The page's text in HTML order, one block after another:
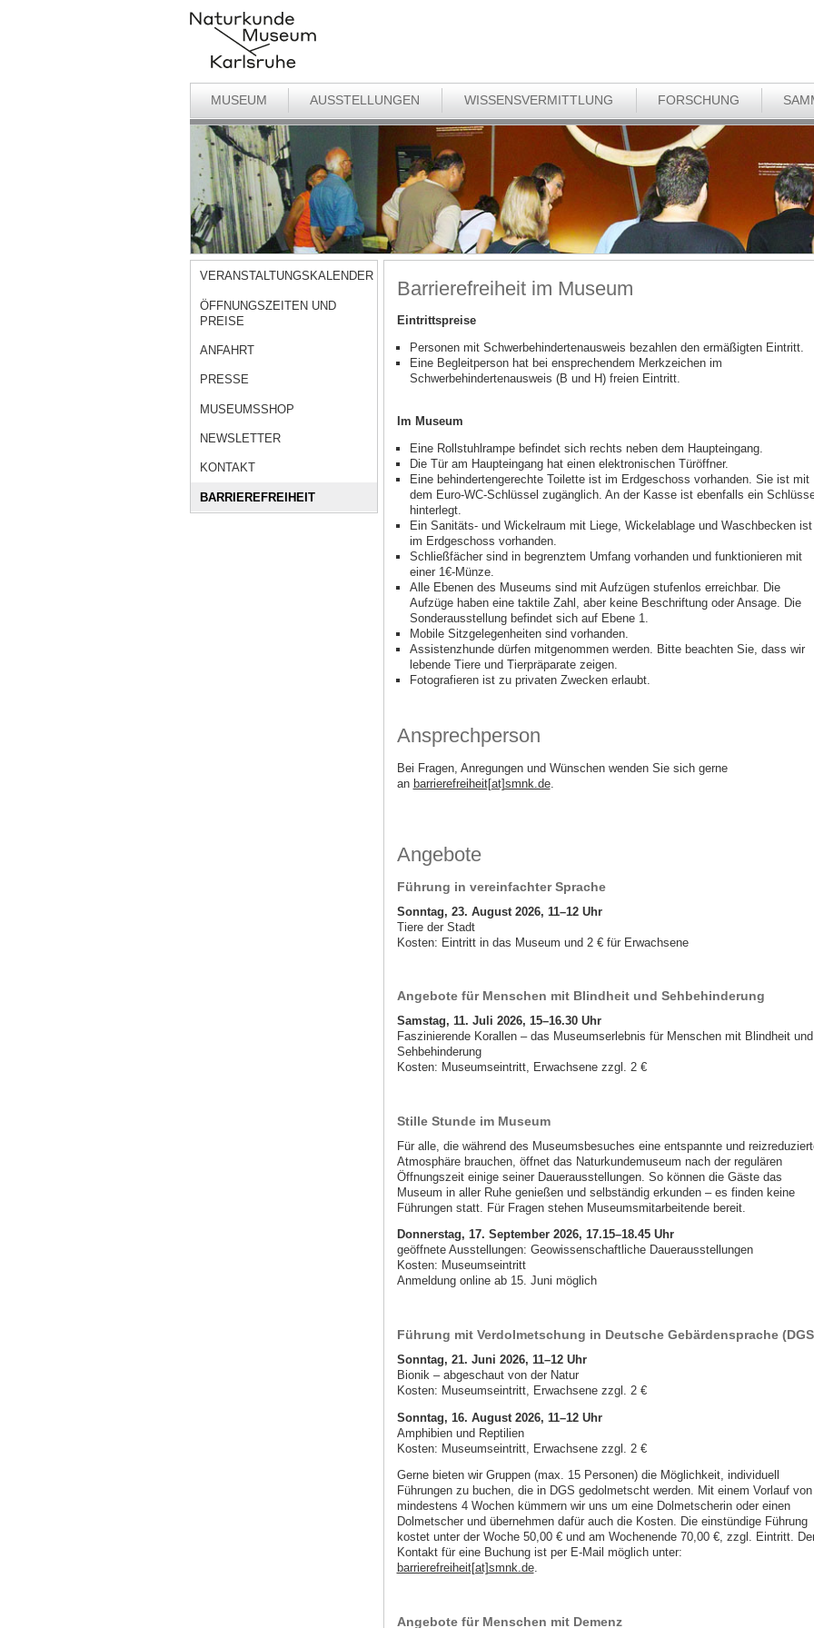
MUSEUM AUSSTELLUNGEN WISSENSVERMITTLUNG FORSCHUNG
VERANSTALTUNGSKALENDER
ÖFFNUNGSZEITEN UND
PREISE
ANFAHRT
PRESSE
MUSEUMSSHOP
NEWSLETTER
KONTAKT
BARRIEREFREIHEIT
Barrierefreiheit im Museum
Eintrittspreise
Personen mit Schwerbehindertenausweis bezahlen den ermäßigten Eintritt.
Eine Begleitperson hat bei ensprechendem Merkzeichen im
Schwerbehindertenausweis (B und H) freien Eintritt.
Im Museum
Eine Rollstuhlrampe befindet sich rechts neben dem Haupteingang.
Die Tür am Haupteingang hat einen elektronischen Türöffner.
Eine behindertengerechte Toilette ist im Erdgeschoss vorhanden. Sie ist mit
dem Euro-WC-Schlüssel zugänglich. An der Kasse ist ebenfalls ein
hinterlegt.
Ein Sanitäts- und Wickelraum mit Liege, Wickelablage und Waschbecken ist
im Erdgeschoss vorhanden.
Schließfächer sind in begrenztem Umfang vorhanden und funktionieren mit
einer 1€-Münze.
Alle Ebenen des Museums sind mit Aufzügen stufenlos erreichbar. Die
Aufzüge haben eine taktile Zahl, aber keine Beschriftung oder Ansage. Die
Sonderausstellung befindet sich auf Ebene 1.
Mobile Sitzgelegenheiten sind vorhanden.
Assistenzhunde dürfen mitgenommen werden. Bitte beachten Sie, dass wir
lebende Tiere und Tierpräparate zeigen.
Fotografieren ist zu privaten Zwecken erlaubt.
Ansprechperson
Bei Fragen, Anregungen und Wünschen wenden Sie sich gerne
an barrierefreiheit[at]smnk.de.
Angebote
Führung in vereinfachter Sprache
Sonntag, 23. August 2026, 11–12 Uhr
Tiere der Stadt
Kosten: Eintritt in das Museum und 2 € für Erwachsene
Angebote für Menschen mit Blindheit und Sehbehinderung
Samstag, 11. Juli 2026, 15–16.30 Uhr
Faszinierende Korallen – das Museumserlebnis für Menschen mit Blindheit und
Sehbehinderung
Kosten: Museumseintritt, Erwachsene zzgl. 2 €
Stille Stunde im Museum
Für alle, die während des Museumsbesuches eine entspannte und
Atmosphäre brauchen, öffnet das Naturkundemuseum nach der regulären
Öffnungszeit einige seiner Dauerausstellungen. So können die Gäste das
Museum in aller Ruhe genießen und selbständig erkunden – es finden keine
Führungen statt. Für Fragen stehen Museumsmitarbeitende bereit.
Donnerstag, 17. September 2026, 17.15–18.45 Uhr
geöffnete Ausstellungen: Geowissenschaftliche Dauerausstellungen
Kosten: Museumseintritt
Anmeldung online ab 15. Juni möglich
Führung mit Verdolmetschung in Deutsche Gebärdensprache
Sonntag, 21. Juni 2026, 11–12 Uhr
Bionik – abgeschaut von der Natur
Kosten: Museumseintritt, Erwachsene zzgl. 2 €
Sonntag, 16. August 2026, 11–12 Uhr
Amphibien und Reptilien
Kosten: Museumseintritt, Erwachsene zzgl. 2 €
Gerne bieten wir Gruppen (max. 15 Personen) die Möglichkeit, individuell
Führungen zu buchen, die in DGS gedolmetscht werden. Mit einem Vorlauf von
mindestens 4 Wochen kümmern wir uns um eine Dolmetscherin oder einen
Dolmetscher und übernehmen dafür auch die Kosten. Die einstündige Führung
kostet unter der Woche 50,00 € und am Wochenende 70,00 €, zzgl. Eintritt.
Kontakt für eine Buchung ist per E-Mail möglich unter:
barrierefreiheit[at]smnk.de.
Angebote für Menschen mit Demenz